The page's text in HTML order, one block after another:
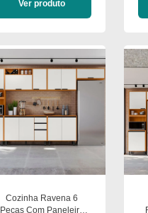
Ver produto
Cozinha Ravena 6
Peças Com Paneleiro